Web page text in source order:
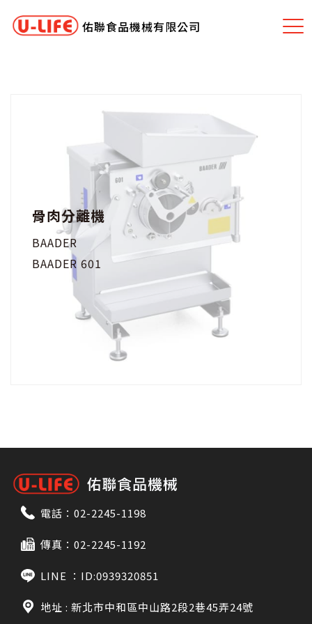
佑聯食品機械有限公司
骨肉分離機
BAADER
BAADER 601
電話： 02-2245-1198
傳真：02-2245-1192
LINE ： ID:0939320851
地址 : 新北市中和區中山路2段2巷45弄24號